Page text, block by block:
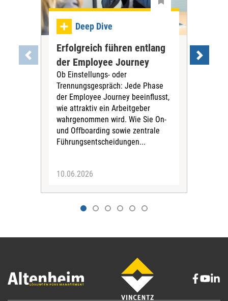
Deep Dive
Erfolgreich führen entlang
der Employee Journey
Ob Einstellungs- oder
Trennungsgespräch: Jede Phase
der Employee Journey beeinflusst,
wie attraktiv ein Arbeitgeber
wahrgenommen wird. Wie Sie On-
und Offboarding sowie zentrale
Führungsentscheidungen...
10.06.2026